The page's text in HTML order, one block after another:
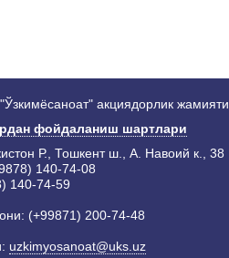
акциядорлик жамияти
фойдаланиш шартлари
Р., Тошкент ш., А. Навоий к., 38
140-74-08
140-74-59
(+99871) 200-74-48
uzkimyosanoat@uks.uz